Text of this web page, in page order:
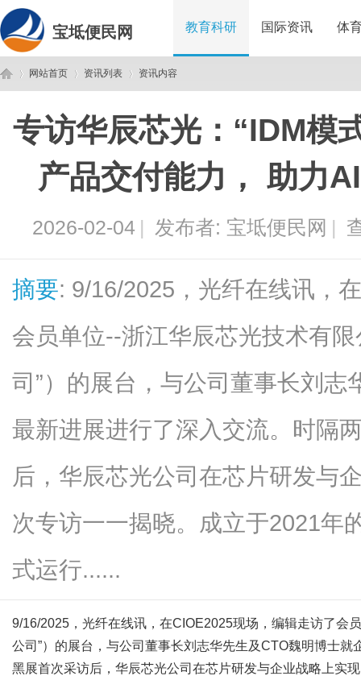
宝坻便民网 教育科研 国际资讯 体
网站首页
›
资讯列表
›
资讯内容
专访华辰芯光：“IDM模
产品交付能力， 助力
2026-02-04 | 发布者: 宝坻便民网 |
摘要: 9/16/2025，光纤在线讯，
会员单位--浙江华辰芯光技术有
司”）的展台，与公司董事长刘
最新进展进行了深入交流。时隔
后，华辰芯光公司在芯片研发与
次专访一一揭晓。成立于2021年
式运行......
9/16/2025，光纤在线讯，在CIOE2025现场，编辑走访了会
公司”）的展台，与公司董事长刘志华先生及CTO魏明博士
黑展首次采访后，华辰芯光公司在芯片研发与企业战略上实